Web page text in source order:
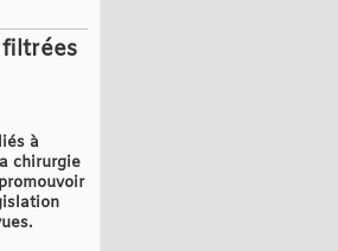
filtrées
à
chirurgie